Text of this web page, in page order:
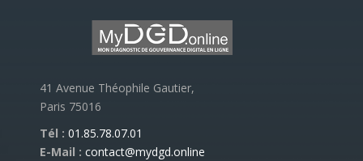
41 Avenue Théophile Gautier,
Paris 75016
Tél : 01.85.78.07.01
E-Mail : contact@mydgd.online